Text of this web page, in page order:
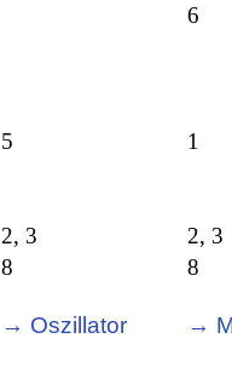
6
5
1
2, 3
2, 3
8
8
→ Oszillator
→